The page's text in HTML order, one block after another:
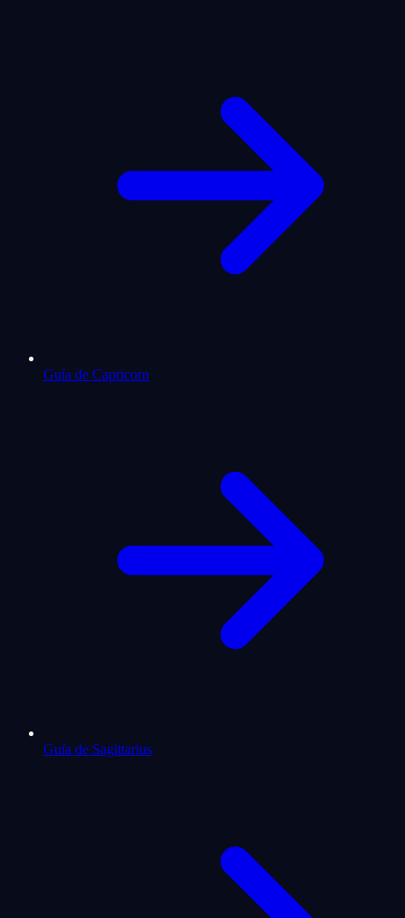
Guía de Capricorn
Guía de Sagittarius